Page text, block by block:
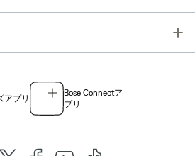
アプリ
Bose Connectア
プリ